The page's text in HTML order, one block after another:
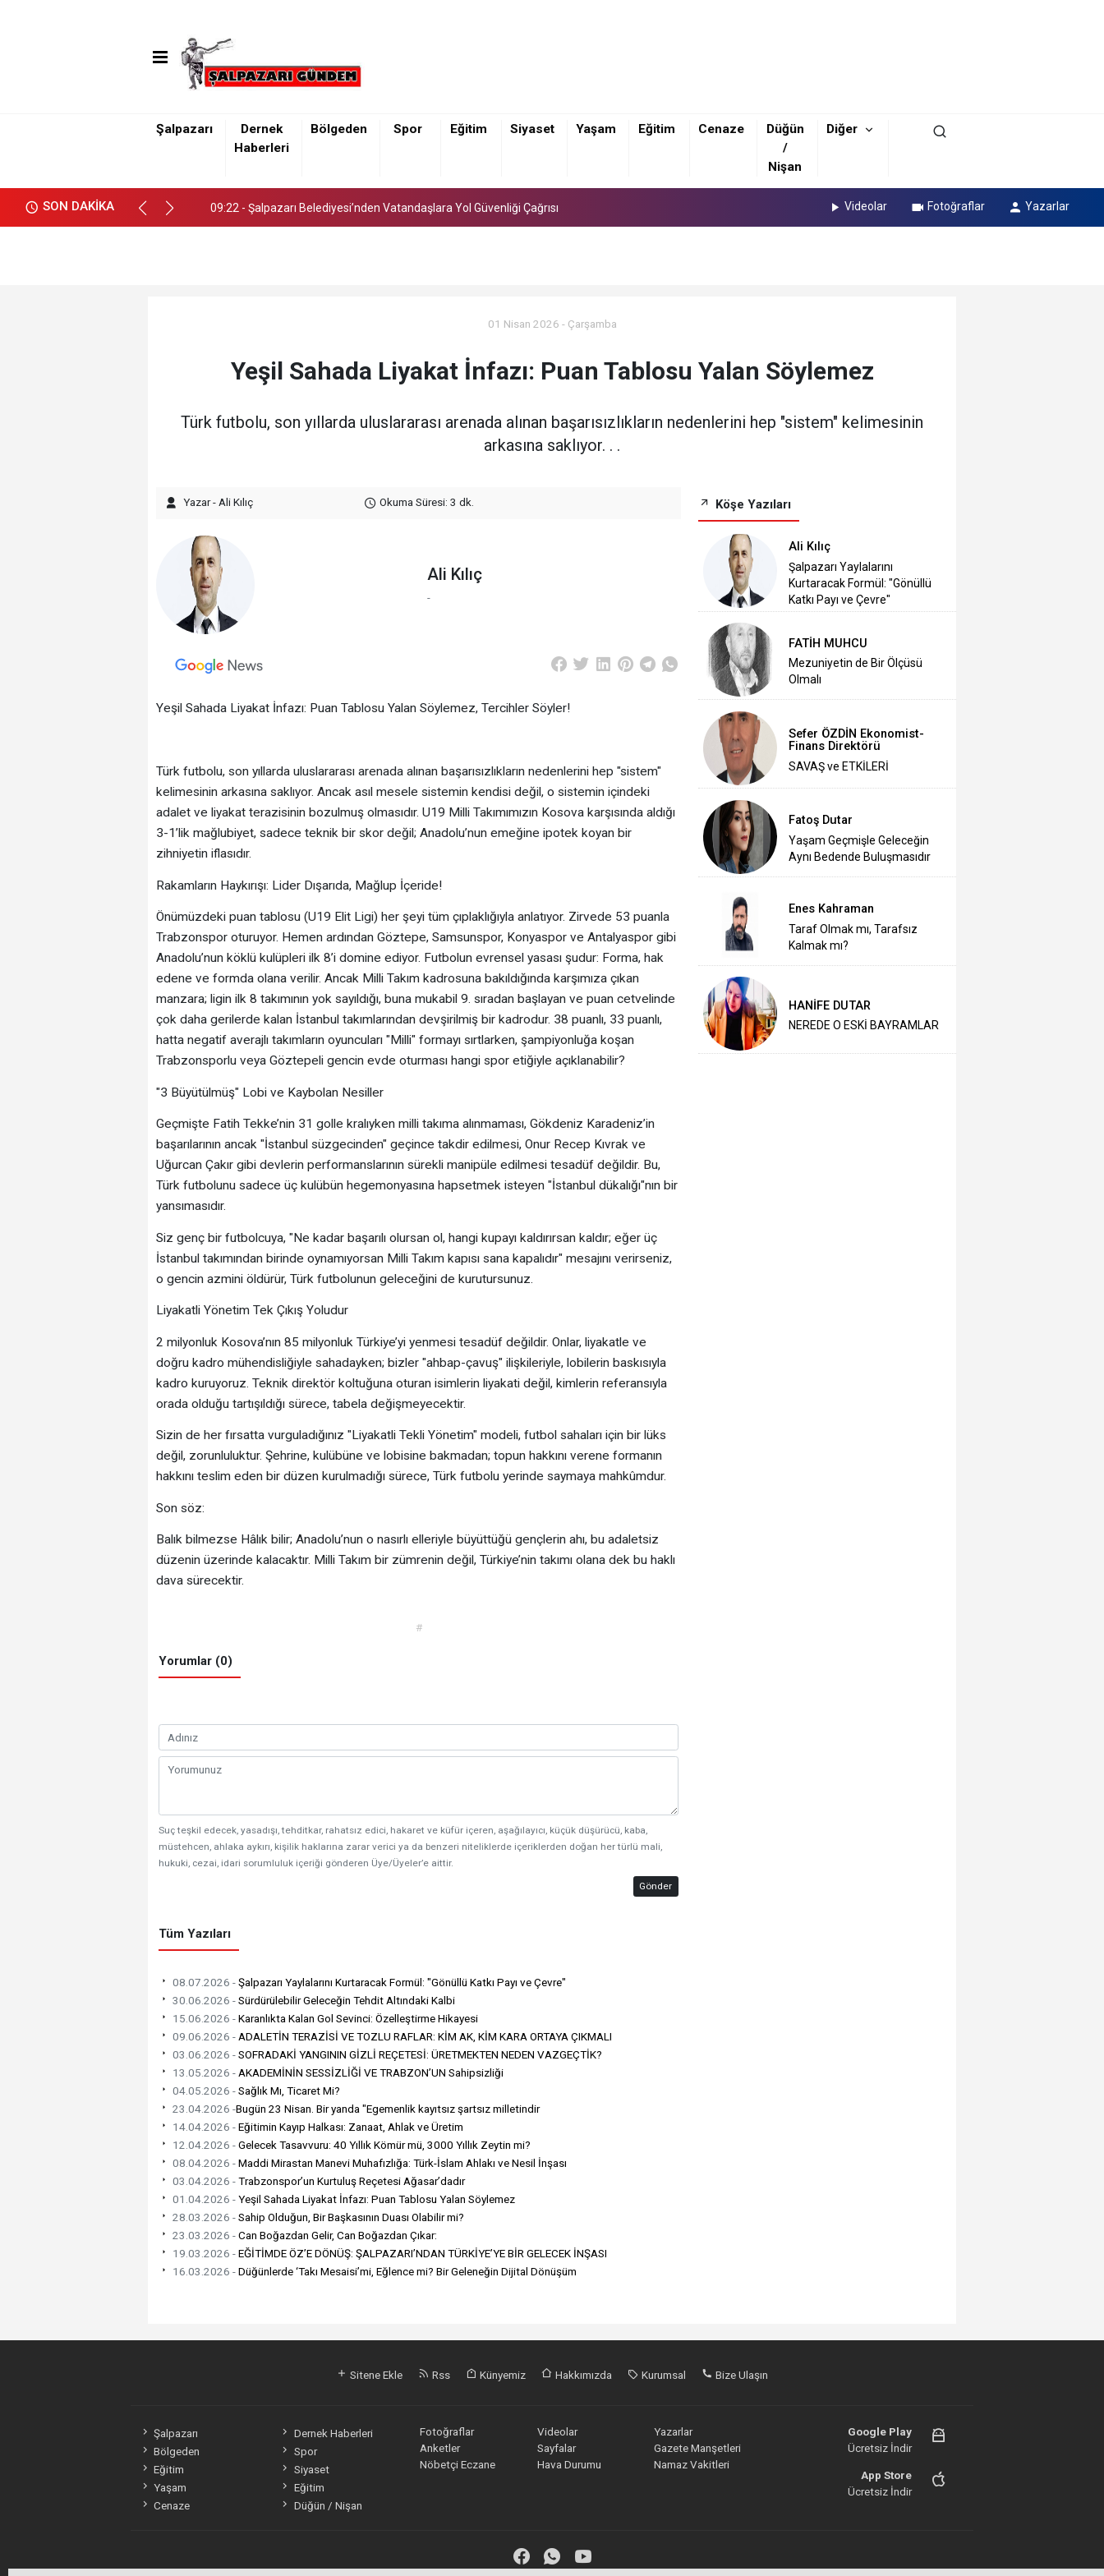
Şalpazarı
Dernek
Haberleri
Bölgeden Spor Eğitim Siyaset Yaşam Eğitim Cenaze
Düğün
/
Nişan
Diğer
SON DAKİKA
09:22 - Şalpazarı Belediyesi’nden Vatandaşlara Yol Güvenliği Çağrısı
09:22 - Şalpazarı Belediyesi’nden Vatandaşlara Yol Güvenliği Çağrısı Videolar Fotoğraflar Yazarlar
01 Nisan 2026 - Çarşamba
Yeşil Sahada Liyakat İnfazı: Puan Tablosu Yalan Söylemez
​Türk futbolu, son yıllarda uluslararası arenada alınan başarısızlıkların nedenlerini hep "sistem" kelimesinin
arkasına saklıyor. . .
Yazar - Ali Kılıç Okuma Süresi: 3 dk.
Ali Kılıç
-
Yeşil Sahada Liyakat İnfazı: Puan Tablosu Yalan Söylemez, Tercihler Söyler!
​Türk futbolu, son yıllarda uluslararası arenada alınan başarısızlıkların nedenlerini hep "sistem"
kelimesinin arkasına saklıyor. Ancak asıl mesele sistemin kendisi değil, o sistemin içindeki
adalet ve liyakat terazisinin bozulmuş olmasıdır. U19 Milli Takımımızın Kosova karşısında aldığı
3-1’lik mağlubiyet, sadece teknik bir skor değil; Anadolu’nun emeğine ipotek koyan bir
zihniyetin iflasıdır.
​Rakamların Haykırışı: Lider Dışarıda, Mağlup İçeride!
​Önümüzdeki puan tablosu (U19 Elit Ligi) her şeyi tüm çıplaklığıyla anlatıyor. Zirvede 53 puanla
Trabzonspor oturuyor. Hemen ardından Göztepe, Samsunspor, Konyaspor ve Antalyaspor gibi
Anadolu’nun köklü kulüpleri ilk 8’i domine ediyor. Futbolun evrensel yasası şudur: Forma, hak
edene ve formda olana verilir. Ancak Milli Takım kadrosuna bakıldığında karşımıza çıkan
manzara; ligin ilk 8 takımının yok sayıldığı, buna mukabil 9. sıradan başlayan ve puan cetvelinde
çok daha gerilerde kalan İstanbul takımlarından devşirilmiş bir kadrodur. 38 puanlı, 33 puanlı,
hatta negatif averajlı takımların oyuncuları "Milli" formayı sırtlarken, şampiyonluğa koşan
Trabzonsporlu veya Göztepeli gencin evde oturması hangi spor etiğiyle açıklanabilir?
​"3 Büyütülmüş" Lobi ve Kaybolan Nesiller
​Geçmişte Fatih Tekke’nin 31 golle kralıyken milli takıma alınmaması, Gökdeniz Karadeniz’in
başarılarının ancak "İstanbul süzgecinden" geçince takdir edilmesi, Onur Recep Kıvrak ve
Uğurcan Çakır gibi devlerin performanslarının sürekli manipüle edilmesi tesadüf değildir. Bu,
Türk futbolunu sadece üç kulübün hegemonyasına hapsetmek isteyen "İstanbul dükalığı"nın bir
yansımasıdır.
​Siz genç bir futbolcuya, "Ne kadar başarılı olursan ol, hangi kupayı kaldırırsan kaldır; eğer üç
İstanbul takımından birinde oynamıyorsan Milli Takım kapısı sana kapalıdır" mesajını verirseniz,
o gencin azmini öldürür, Türk futbolunun geleceğini de kurutursunuz.
​Liyakatli Yönetim Tek Çıkış Yoludur
​2 milyonluk Kosova’nın 85 milyonluk Türkiye’yi yenmesi tesadüf değildir. Onlar, liyakatle ve
doğru kadro mühendisliğiyle sahadayken; bizler "ahbap-çavuş" ilişkileriyle, lobilerin baskısıyla
kadro kuruyoruz. Teknik direktör koltuğuna oturan isimlerin liyakati değil, kimlerin referansıyla
orada olduğu tartışıldığı sürece, tabela değişmeyecektir.
​Sizin de her fırsatta vurguladığınız "Liyakatli Tekli Yönetim" modeli, futbol sahaları için bir lüks
değil, zorunluluktur. Şehrine, kulübüne ve lobisine bakmadan; topun hakkını verene formanın
hakkını teslim eden bir düzen kurulmadığı sürece, Türk futbolu yerinde saymaya mahkûmdur.
​Son söz:
Balık bilmezse Hâlık bilir; Anadolu’nun o nasırlı elleriyle büyüttüğü gençlerin ahı, bu adaletsiz
düzenin üzerinde kalacaktır. Milli Takım bir zümrenin değil, Türkiye’nin takımı olana dek bu haklı
dava sürecektir.
#
Yorumlar (0)
Suç teşkil edecek, yasadışı, tehditkar, rahatsız edici, hakaret ve küfür içeren, aşağılayıcı, küçük düşürücü, kaba,
müstehcen, ahlaka aykırı, kişilik haklarına zarar verici ya da benzeri niteliklerde içeriklerden doğan her türlü mali,
hukuki, cezai, idari sorumluluk içeriği gönderen Üye/Üyeler’e aittir.
Gönder
Tüm Yazıları
08.07.2026 -Şalpazarı Yaylalarını Kurtaracak Formül: "Gönüllü Katkı Payı ve Çevre"
30.06.2026 -Sürdürülebilir Geleceğin Tehdit Altındaki Kalbi
15.06.2026 -Karanlıkta Kalan Gol Sevinci: Özelleştirme Hikayesi
09.06.2026 - ADALETİN TERAZİSİ VE TOZLU RAFLAR: KİM AK, KİM KARA ORTAYA ÇIKMALI
03.06.2026 -SOFRADAKİ YANGININ GİZLİ REÇETESİ: ÜRETMEKTEN NEDEN VAZGEÇTİK?
13.05.2026 - AKADEMİNİN SESSİZLİĞİ VE TRABZON’UN Sahipsizliği
04.05.2026 -Sağlık Mı, Ticaret Mi?
23.04.2026 -​Bugün 23 Nisan. Bir yanda "Egemenlik kayıtsız şartsız milletindir
14.04.2026 -Eğitimin Kayıp Halkası: Zanaat, Ahlak ve Üretim
12.04.2026 -Gelecek Tasavvuru: 40 Yıllık Kömür mü, 3000 Yıllık Zeytin mi?
08.04.2026 -Maddi Mirastan Manevi Muhafızlığa: Türk-İslam Ahlakı ve Nesil İnşası
03.04.2026 -Trabzonspor’un Kurtuluş Reçetesi Ağasar’dadır
01.04.2026 -Yeşil Sahada Liyakat İnfazı: Puan Tablosu Yalan Söylemez
28.03.2026 -Sahip Olduğun, Bir Başkasının Duası Olabilir mi?
23.03.2026 -Can Boğazdan Gelir, Can Boğazdan Çıkar:
19.03.2026 -EĞİTİMDE ÖZ’E DÖNÜŞ: ŞALPAZARI’NDAN TÜRKİYE’YE BİR GELECEK İNŞASI
16.03.2026 -Düğünlerde ‘Takı Mesaisi’mi, Eğlence mi? Bir Geleneğin Dijital Dönüşüm
Köşe Yazıları
Ali Kılıç
Şalpazarı Yaylalarını
Kurtaracak Formül: "Gönüllü
Katkı Payı ve Çevre"
FATİH MUHCU
Mezuniyetin de Bir Ölçüsü
Olmalı
Sefer ÖZDİN Ekonomist-
Finans Direktörü
SAVAŞ ve ETKİLERİ
Fatoş Dutar
Yaşam Geçmişle Geleceğin
Aynı Bedende Buluşmasıdır
Enes Kahraman
Taraf Olmak mı, Tarafsız
Kalmak mı?
HANİFE DUTAR
NEREDE O ESKİ BAYRAMLAR
Sitene Ekle Rss Künyemiz Hakkımızda Kurumsal Bize Ulaşın
Şalpazarı
Dernek Haberleri
Bölgeden
Spor
Eğitim
Siyaset
Yaşam
Eğitim
Cenaze
Düğün / Nişan
Fotoğraflar Videolar
Yazarlar
Anketler
Sayfalar
Gazete Manşetleri
Nöbetçi Eczane
Hava Durumu Namaz Vakitleri
Google Play
Ücretsiz İndir
App Store
Ücretsiz İndir